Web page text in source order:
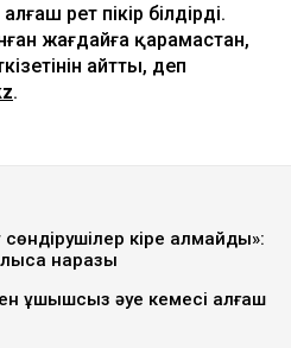
рет пікір білдірді.
жағдайға қарамастан,
айтты, деп
.
кіре алмайды»:
наразы
ұшқышсыз әуе кемесі алғаш